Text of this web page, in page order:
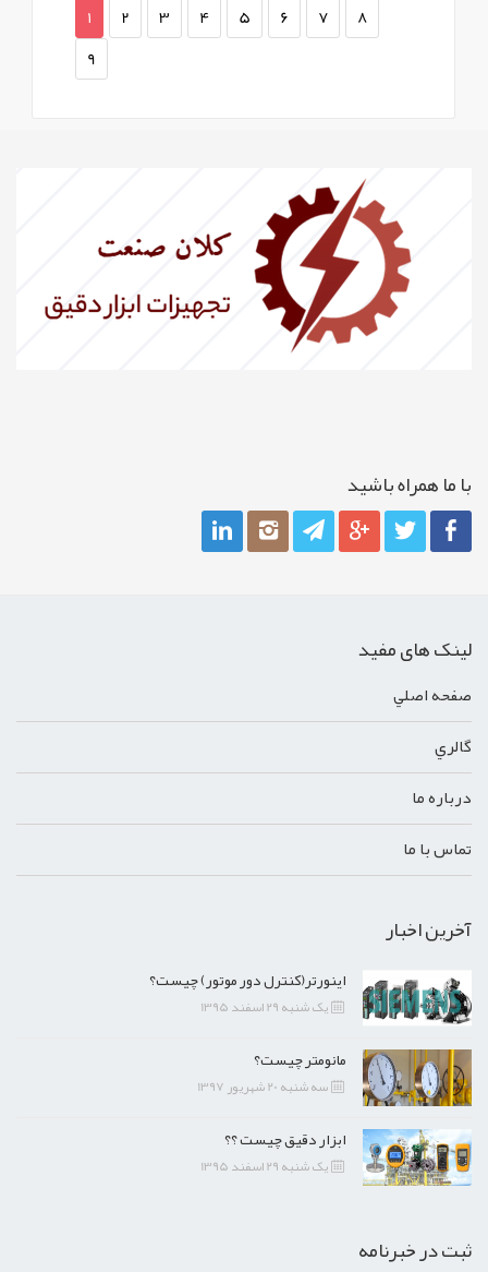
1 2 3 4 5 6 7
8
9
با ما همراه باشيد
لینک های مفید
صفحه اصلي
گالري
درباره ما
تماس با ما
آخرین اخبار
اینورتر(کنترل دور موتور) چیست؟
یک شنبه 29 اسفند 1395
مانومتر چیست؟
سه شنبه 20 شهریور 1397
ابزار دقیق چیست ؟؟
یک شنبه 29 اسفند 1395
ثبت در خبرنامه